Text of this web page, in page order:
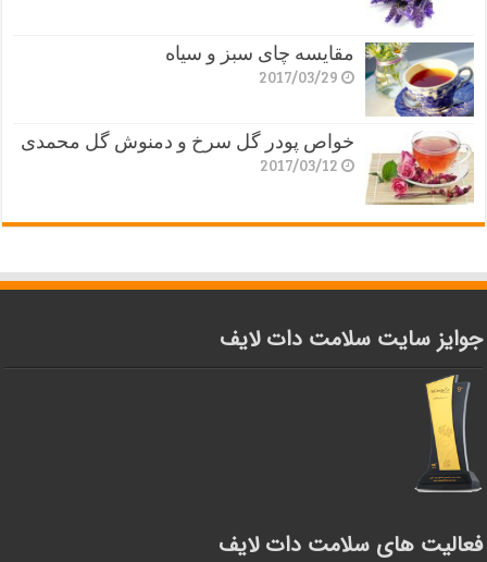
مقایسه چای سبز و سیاه
2017/03/29
خواص پودر گل سرخ و دمنوش گل محمدی
2017/03/12
جوایز سایت سلامت دات لایف
فعالیت های سلامت دات لایف